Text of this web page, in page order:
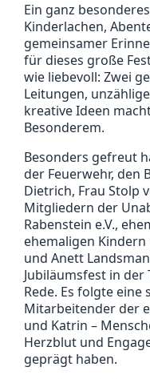
Ein ganz
Kinderlachen,
gemeinsamer
für dieses große
wie liebevoll: Zwei
Leitungen,
kreative Ideen
Besonderem.
Besonders gefreut
der Feuerwehr, den
Dietrich, Frau Stolp
Mitgliedern der
Rabenstein e.V.,
ehemaligen
und Anett
Jubiläumsfest in
Rede. Es folgte
Mitarbeitender der
und Katrin –
Herzblut und
geprägt haben.